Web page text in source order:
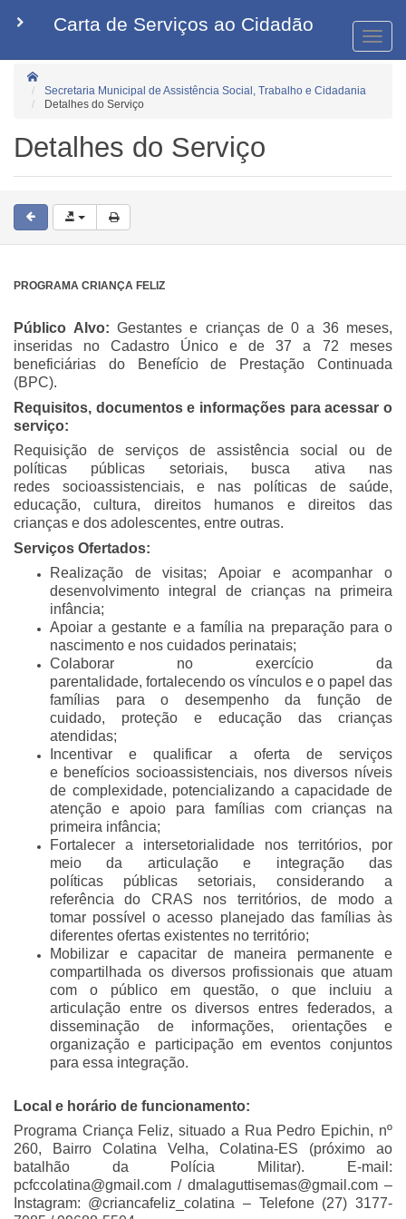
Carta de Serviços ao Cidadão
Secretaria Municipal de Assistência Social, Trabalho e Cidadania
Detalhes do Serviço
Detalhes do Serviço
PROGRAMA CRIANÇA FELIZ
Público Alvo: Gestantes e crianças de 0 a 36 meses,
inseridas no Cadastro Único e de 37 a 72 meses
beneficiárias do Benefício de Prestação Continuada
(BPC).
Requisitos, documentos e informações para acessar o
serviço:
Requisição de serviços de assistência social ou de
políticas públicas setoriais, busca ativa nas
redes socioassistenciais, e nas políticas de saúde,
educação, cultura, direitos humanos e direitos das
crianças e dos adolescentes, entre outras.
Serviços Ofertados:
Realização de visitas; Apoiar e acompanhar o
desenvolvimento integral de crianças na primeira
infância;
Apoiar a gestante e a família na preparação para o
nascimento e nos cuidados perinatais;
Colaborar no exercício da
parentalidade, fortalecendo os vínculos e o papel das
famílias para o desempenho da função de
cuidado, proteção e educação das crianças
atendidas;
Incentivar e qualificar a oferta de serviços
e benefícios socioassistenciais, nos diversos níveis
de complexidade, potencializando a capacidade de
atenção e apoio para famílias com crianças na
primeira infância;
Fortalecer a intersetorialidade nos territórios, por
meio da articulação e integração das
políticas públicas setoriais, considerando a
referência do CRAS nos territórios, de modo a
tomar possível o acesso planejado das famílias às
diferentes ofertas existentes no território;
Mobilizar e capacitar de maneira permanente e
compartilhada os diversos profissionais que atuam
com o público em questão, o que incluiu a
articulação entre os diversos entres federados, a
disseminação de informações, orientações e
organização e participação em eventos conjuntos
para essa integração.
Local e horário de funcionamento:
Programa Criança Feliz, situado a Rua Pedro Epichin, nº
260, Bairro Colatina Velha, Colatina-ES (próximo ao
batalhão da Polícia
Militar). E-mail:
pcfccolatina@gmail.com / dmalaguttisemas@gmail.com –
Instagram: @criancafeliz_colatina – Telefone (27) 3177-